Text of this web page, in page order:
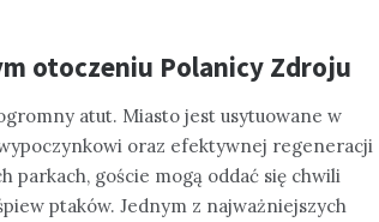
otoczeniu Polanicy Zdroju
atut. Miasto jest usytuowane w
oraz efektywnej regeneracji
parkach, goście mogą oddać się chwili
ptaków. Jednym z najważniejszych